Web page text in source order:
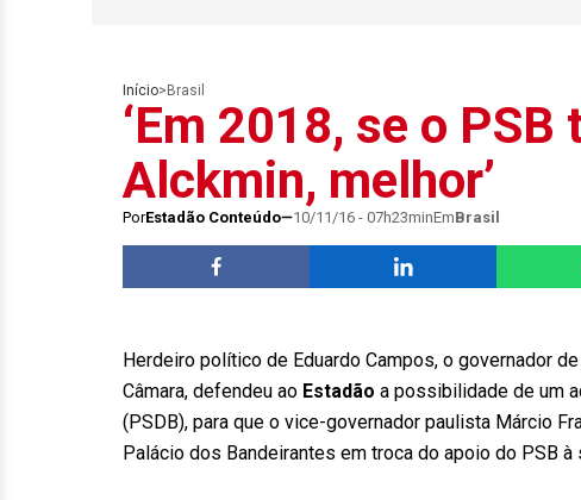
Início> Brasil
‘Em 2018, se o
Alckmin, melhor’
PorEstadão Conteúdo 10/11/16 - 07h23minEmBrasil
Herdeiro político de Eduardo Campos, o governador
Câmara, defendeu ao Estadão a possibilidade de um
(PSDB), para que o vice-governador paulista Márcio
Palácio dos Bandeirantes em troca do apoio do PSB